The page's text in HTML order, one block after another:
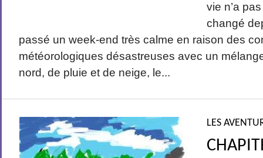
vie n’a
changé
passé un week-end très calme en raison des
météorologiques désastreuses avec un
nord, de pluie et de neige, le...
LES